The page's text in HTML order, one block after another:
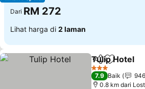
Dari RM 272
Lihat harga di 2 laman
KongsiTambah
Tulip Hotel
3 Bintang
7.9 Baik
0.8 km dari